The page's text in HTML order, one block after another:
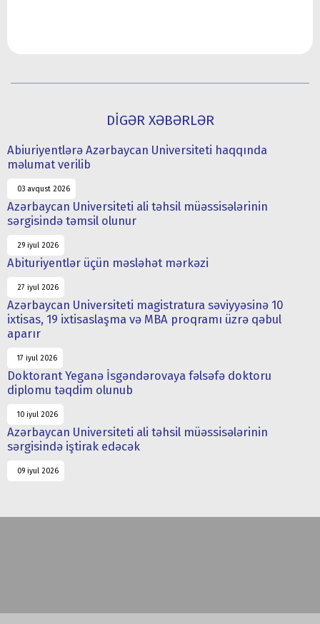
DİGƏR XƏBƏRLƏR
Abiuriyentlərə Azərbaycan Universiteti haqqında
məlumat verilib
03 avqust 2026
Azərbaycan Universiteti ali təhsil müəssisələrinin
sərgisində təmsil olunur
29 iyul 2026
Abituriyentlər üçün məsləhət mərkəzi
27 iyul 2026
Azərbaycan Universiteti magistratura səviyyəsinə 10
ixtisas, 19 ixtisaslaşma və MBA proqramı üzrə qəbul
aparır
17 iyul 2026
Doktorant Yeganə İsgəndərovaya fəlsəfə doktoru
diplomu təqdim olunub
10 iyul 2026
Azərbaycan Universiteti ali təhsil müəssisələrinin
sərgisində iştirak edəcək
09 iyul 2026